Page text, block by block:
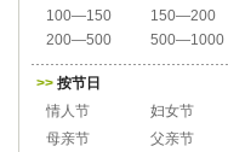
100—150
150—200
200—500
500—1000
>> 按节日
情人节
妇女节
母亲节
父亲节